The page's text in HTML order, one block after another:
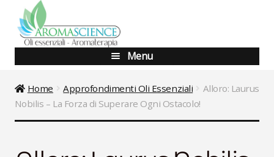
Vai
alla
navigazione
Vai
al
contenuto
Menu
Home Approfondimenti Oli Essenziali
Alloro: Laurus
Nobilis – La Forza di Superare Ogni Ostacolo!